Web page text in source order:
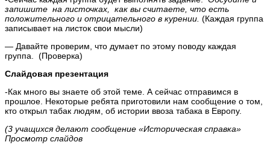
запишите на листочках,
как вы считаете, что есть
положительного и отрицательного в курении. (Каждая группа
записывает на листок свои мысли)
— Давайте проверим, что думает по этому поводу каждая
группа. (Проверка)
Слайдовая презентация
-Как много вы знаете об этой теме. А сейчас отправимся в
прошлое. Некоторые ребята приготовили нам сообщение о том,
кто открыл табак людям, об истории ввоза табака в Европу.
(3 учащихся делают сообщение «Историческая справка»
Просмотр слайдов